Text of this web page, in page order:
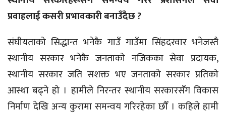
प्रवाहलाई कसरी प्रभावकारी बनाउँदैछ ?
संघीयताको सिद्धान्त भनेकै गाउँ गाउँमा सिंहदरवार भनेजस्तै
स्थानीय सरकार भनेकै जनताको नजिकका सेवा प्रदायक,
स्थानीय सरकार जति सशक्त भए जनताको सरकार प्रतिको
आस्था बढ्ने हो । हामीले निरन्तर स्थानीय सरकारसँग विकास
निर्माण देखि अन्य कुरामा समन्वय गरिरहेका छौँ । कहिले हामी